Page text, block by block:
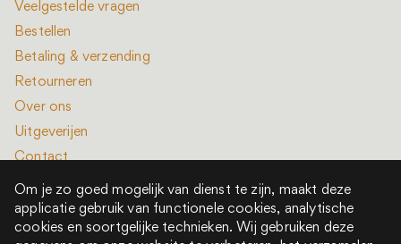
Veelgestelde vragen
Bestellen
Betaling & verzending
Retourneren
Over ons
Uitgeverijen
Contact
Om je zo goed mogelijk van dienst te zijn, maakt deze
applicatie gebruik van functionele cookies, analytische
cookies en soortgelijke technieken. Wij gebruiken deze